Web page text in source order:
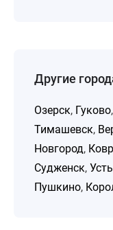
Другие
Озерск, Гуково,
Тимашевск,
Новгород,
Судженск,
Пушкино,